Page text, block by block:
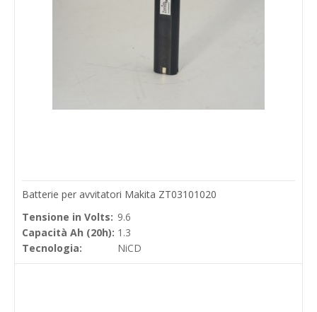
Batterie per avvitatori Makita ZT03101020
Tensione in Volts: 9.6
Capacità Ah (20h): 1.3
Tecnologia:
NiCD